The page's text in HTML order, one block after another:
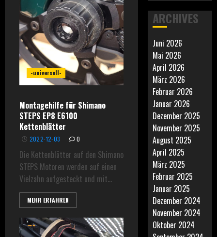
-universell-
Montagehilfe für Shimano
STEPS EP8 E6100
Kettenblätter
2022-12-03 0
Die Kettenblätter auf den Shimano
STEPS Motoren werden auf einen
Vielzahn aufgesteckt und mit...
MEHR ERFAHREN
ARCHIVES
Juni 2026
Mai 2026
April 2026
März 2026
Februar 2026
Januar 2026
Dezember 2025
November 2025
August 2025
April 2025
März 2025
Februar 2025
Januar 2025
Dezember 2024
November 2024
Oktober 2024